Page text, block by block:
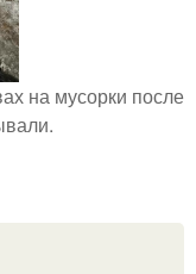
на мусорки после